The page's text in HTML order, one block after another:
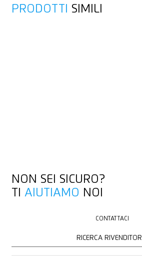
PRODOTTI SIMILI
NON SEI SICURO?
TI AIUTIAMO NOI
CONTATTACI
RICERCA RIVENDITORI